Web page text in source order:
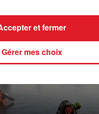
COURS, APRÈS LA...
éléments, le logement
Gérer mes choix
et fermer